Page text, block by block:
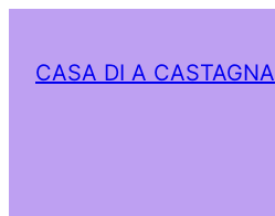
CASA DI A CASTAGNA